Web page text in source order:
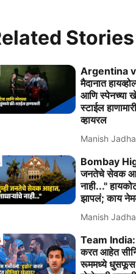
Stories
Argentina
मैदानात
आणि स्पेनच्या
स्टाईल
व्हायरल
Manish
Bombay
जनतेचे सेवक
नाही...''
झापलं; काय
Manish
Team India:
करत आहेत
रूममध्ये